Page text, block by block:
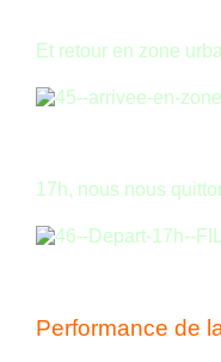
Et retour en zone
17h, nous nous
Performance de